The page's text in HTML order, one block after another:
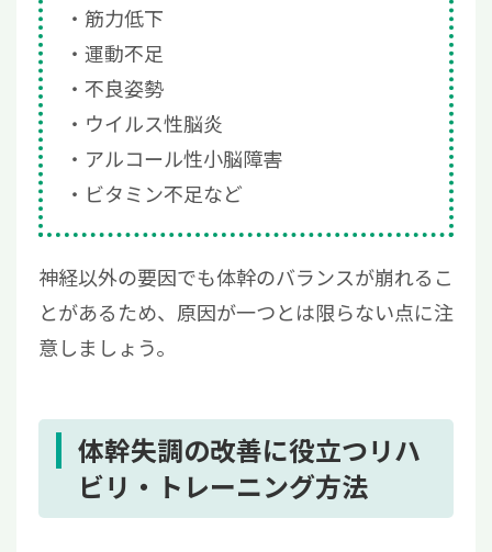
筋力低下
運動不足
不良姿勢
ウイルス性脳炎
アルコール性小脳障害
ビタミン不足など
神経以外の要因でも体幹のバランスが崩れるこ
とがあるため、原因が一つとは限らない点に注
意しましょう。
体幹失調の改善に役立つリハ
ビリ・トレーニング方法